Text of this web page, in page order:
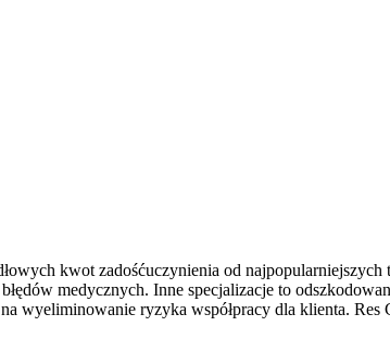
kwot zadośćuczynienia od
medycznych. Inne specjalizacje to
wyeliminowanie ryzyka współpracy dla klienta. Res